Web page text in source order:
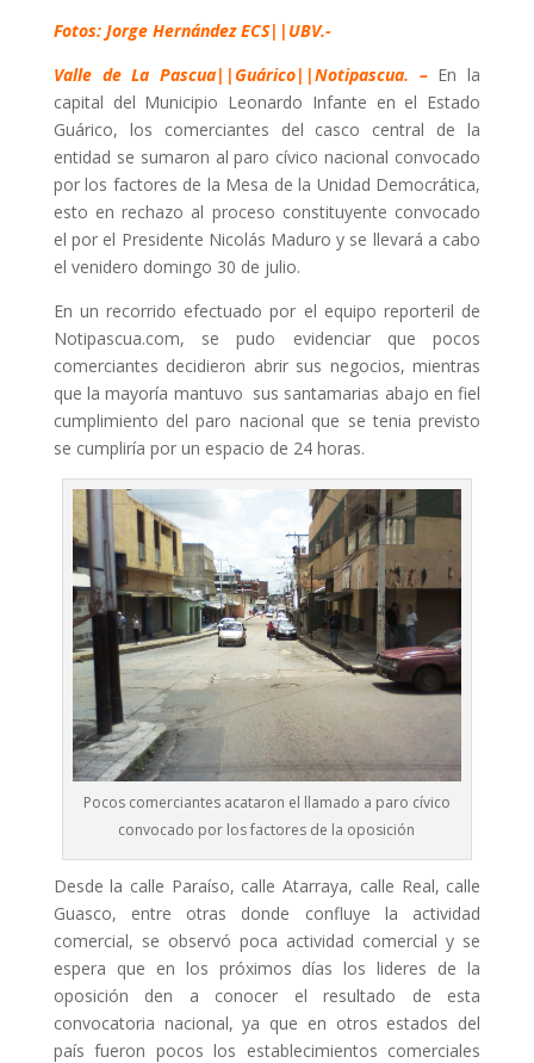
Fotos: Jorge Hernández ECS||UBV.-
Valle de La Pascua||Guárico||Notipascua. – En la
capital del Municipio Leonardo Infante en el Estado
Guárico, los comerciantes del casco central de la
entidad se sumaron al paro cívico nacional convocado
por los factores de la Mesa de la Unidad Democrática,
esto en rechazo al proceso constituyente convocado
el por el Presidente Nicolás Maduro y se llevará a cabo
el venidero domingo 30 de julio.
En un recorrido efectuado por el equipo reporteril de
Notipascua.com, se pudo evidenciar que pocos
comerciantes decidieron abrir sus negocios, mientras
que la mayoría mantuvo sus santamarias abajo en fiel
cumplimiento del paro nacional que se tenia previsto
se cumpliría por un espacio de 24 horas.
Pocos comerciantes acataron el llamado a paro cívico
convocado por los factores de la oposición
Desde la calle Paraíso, calle Atarraya, calle Real, calle
Guasco, entre otras donde confluye la actividad
comercial, se observó poca actividad comercial y se
espera que en los próximos días los lideres de la
oposición den a conocer el resultado de esta
convocatoria nacional, ya que en otros estados del
país fueron pocos los establecimientos comerciales